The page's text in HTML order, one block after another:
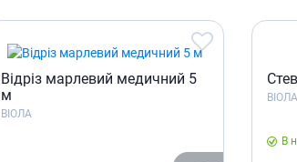
Вiдрiз марлевий медичний 5
м
ВІОЛА
ВІОЛА
В